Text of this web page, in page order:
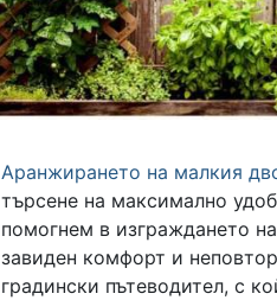
Аранжирането на малкия
търсене на максимално
помогнем в изграждането
завиден комфорт и
градински пътеводител, с